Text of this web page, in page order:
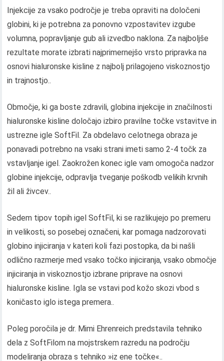
Injekcije za vsako področje je treba opraviti na določeni
globini, ki je potrebna za ponovno vzpostavitev izgube
volumna, popravljanje gub ali izvedbo naklona. Za najboljše
rezultate morate izbrati najprimernejšo vrsto pripravka na
osnovi hialuronske kisline z najbolj prilagojeno viskoznostjo
in trajnostjo..
Območje, ki ga boste zdravili, globina injekcije in značilnosti
hialuronske kisline določajo izbiro pravilne točke vstavitve in
ustrezne igle SoftFil. Za obdelavo celotnega obraza je
ponavadi potrebno na vsaki strani imeti samo 2-4 točk za
vstavljanje igel. Zaokrožen konec igle vam omogoča nadzor
globine injekcije, odpravlja tveganje poškodb velikih krvnih
žil ali živcev..
Sedem tipov topih igel SoftFil, ki se razlikujejo po premeru
in velikosti, so posebej označeni, kar pomaga nadzorovati
globino injiciranja v kateri koli fazi postopka, da bi našli
odlično razmerje med vsako točko injiciranja, vsako območje
injiciranja in viskoznostjo izbrane priprave na osnovi
hialuronske kisline. Igla se vstavi pod kožo skozi vbod s
koničasto iglo istega premera..
Poleg poročila je dr. Mimi Ehrenreich predstavila tehniko
dela z SoftFilom na mojstrskem razredu na področju
modeliranja obraza s tehniko »iz ene točke«..